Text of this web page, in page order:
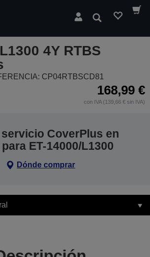
Buscar
4Y RTBS
CP04RTBSCD81
168,99 €
con IVA (139,66 € sin IVA)
CoverPlus en
ET-14000/L1300
Dónde comprar